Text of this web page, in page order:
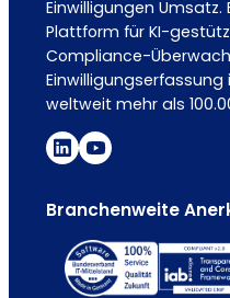
Einwilligungen Umsatz.
Plattform für KI-
Compliance-
weltweit mehr als
Branchenweite